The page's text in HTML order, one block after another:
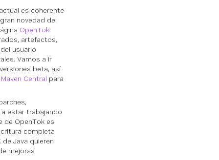
es coherente
novedad del
OpenTok
artefactos,
usuario
Vamos a ir
beta, así
Maven Central para
estar trabajando
de OpenTok es
completa
Java quieren
mejoras